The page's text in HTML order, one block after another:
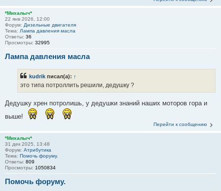
*Михалыч*
22 янв 2026, 12:00
Форум: Дизельные двигателя
Тема: Лампа давления масла
Ответы: 36
Просмотры: 32995
Лампа давления масла
kudrik писал(а): ↑
это типа потроллить решили, дедушку ?
Дедушку хрен потролишь, у дедушки знаний наших моторов гора и
выше!
Перейти к сообщению
*Михалыч*
31 дек 2025, 13:48
Форум: Атрибутика
Тема: Помочь форуму.
Ответы: 809
Просмотры: 1050834
Помочь форуму.